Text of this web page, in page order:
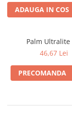
Haine thermo și
Căști de protecție
Drybag - Saci
ADAUGA IN COS
Palm Ultralite
46,67 Lei
PRECOMANDA